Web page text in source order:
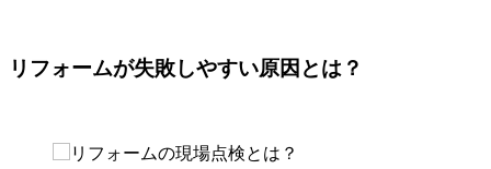
リフォームが失敗しやすい原因とは？